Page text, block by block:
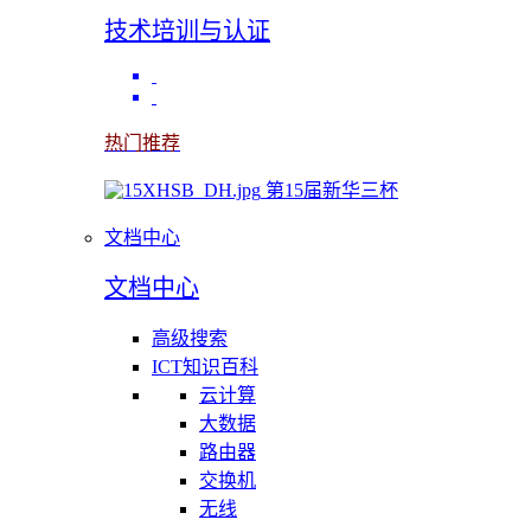
技术培训与认证
热门推荐
第15届新华三杯
文档中心
文档中心
高级搜索
ICT知识百科
云计算
大数据
路由器
交换机
无线